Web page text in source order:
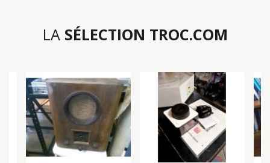
LA SÉLECTION TROC.COM